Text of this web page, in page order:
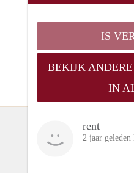
IS
BEKIJK
IN
rent
2 jaar